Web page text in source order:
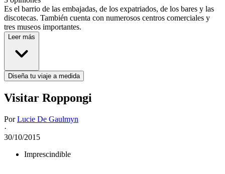
Es el barrio de las embajadas, de los expatriados, de los bares y las
discotecas. También cuenta con numerosos centros comerciales y
tres museos importantes.
Leer más
Diseña tu viaje a medida
Visitar Roppongi
PorLucie De Gaulmyn
·
30/10/2015
Imprescindible